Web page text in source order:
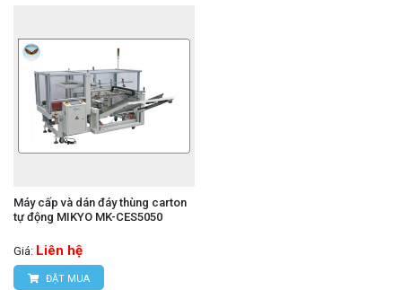
Máy cấp và dán đáy thùng carton
tự động MIKYO MK-CES5050
Giá: Liên hệ
ĐẶT MUA